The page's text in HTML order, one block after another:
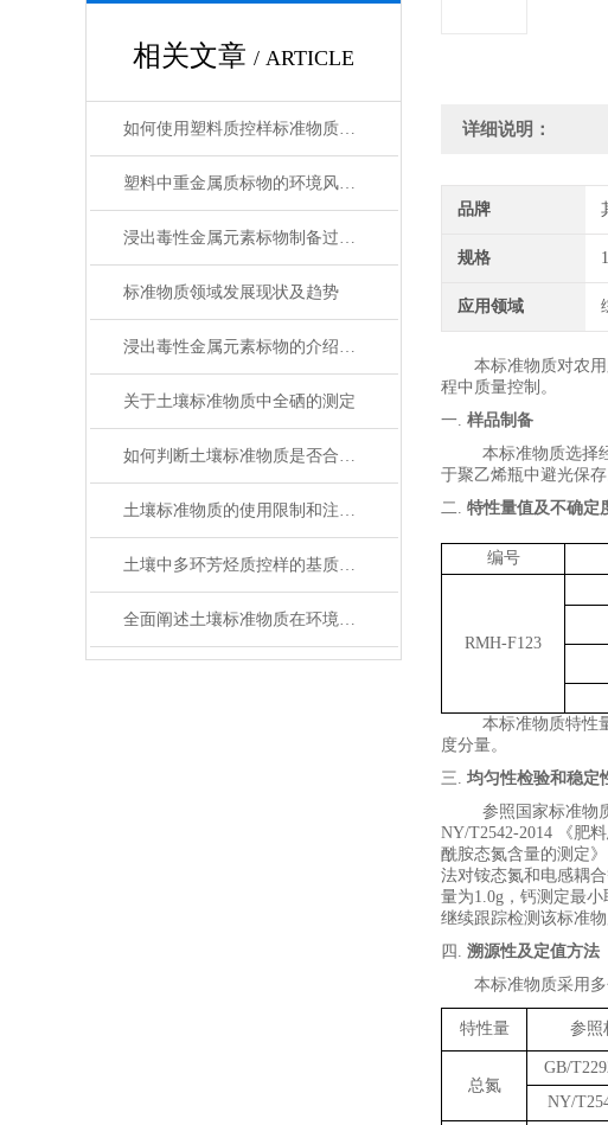
相关文章 / ARTICLE
如何使用塑料质控样标准物质提高电子行业中产品质量
塑料中重金属质标物的环境风险评估
浸出毒性金属元素标物制备过程中的质量控制分析
标准物质领域发展现状及趋势
浸出毒性金属元素标物的介绍与说明
关于土壤标准物质中全硒的测定
如何判断土壤标准物质是否合格？
土壤标准物质的使用限制和注意事项
土壤中多环芳烃质控样的基质效应与价值分析
全面阐述土壤标准物质在环境分析与农业检测中的工作原理与使用维护指南
详细说明：
品牌
规格
应用领域
本标准物质对农用
程中质量控制。
一. 样品制备
本标准物质选择
于聚乙烯瓶中避光保存
二. 特性量值及不确定
编号
RMH-F123
本标准物质特性
度分量。
三. 均匀性检验和稳定
参照国家标准物
NY/T2542-2014
《肥
酰胺态氮含量的测定》
法对铵态氮和电感耦
量为1.0g ，钙测定最小
继续跟踪检测该标准
四. 溯源性及定值方法
本标准物质采用
特性量 参照
总氮
GB/
NY/